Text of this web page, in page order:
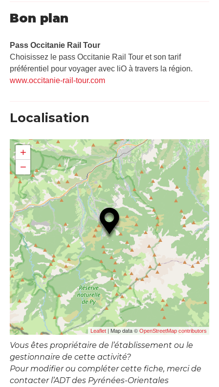
Bon plan
Pass Occitanie Rail Tour​
Choisissez le pass Occitanie Rail Tour et son tarif
préférentiel pour voyager avec liO à travers la région.
www.occitanie-rail-tour.com
Localisation
+
−
Leaflet | Map data © OpenStreetMap contributors
Vous êtes propriétaire de l’établissement ou le
gestionnaire de cette activité?
Pour modifier ou compléter cette fiche, merci de
contacter l’ADT des Pyrénées-Orientales